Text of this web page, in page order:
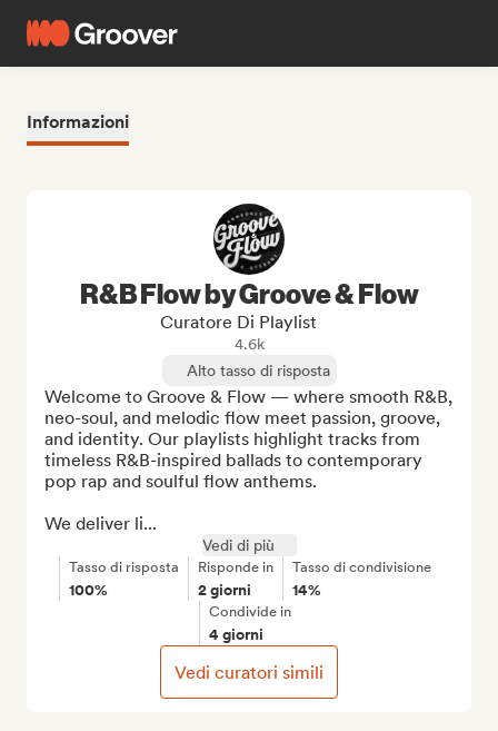
Informazioni
R&B Flow by Groove & Flow
Curatore Di Playlist
4.6k
Alto tasso di risposta
Welcome to Groove & Flow — where smooth R&B,
neo-soul, and melodic flow meet passion, groove,
and identity. Our playlists highlight tracks from
timeless R&B-inspired ballads to contemporary
pop rap and soulful flow anthems.
We deliver li...
Vedi di più
Tasso di risposta
100%
Risponde in
2 giorni
Tasso di condivisione
14%
Condivide in
4 giorni
Vedi curatori simili